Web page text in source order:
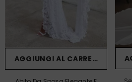
AGGIUNGI AL CARRELLO